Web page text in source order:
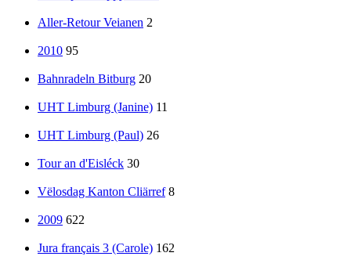
Aller-Retour Veianen 2
2010 95
Bahnradeln Bitburg 20
UHT Limburg (Janine) 11
UHT Limburg (Paul) 26
Tour an d'Eisléck 30
Vëlosdag Kanton Cliärref 8
2009 622
Jura français 3 (Carole) 162